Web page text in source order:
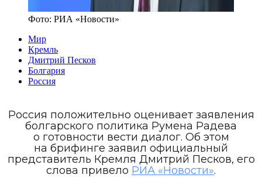
Фото: РИА «Новости»
Мир
Кремль
Дмитрий Песков
Болгария
Россия
Россия положительно оценивает заявления
болгарского политика Румена Радева
о готовности вести диалог. Об этом
на брифинге заявил официальный
представитель Кремля Дмитрий Песков, его
слова привело РИА «Новости».